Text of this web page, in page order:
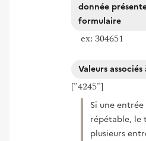
donnée
formulaire
ex: 304651
Valeurs
["4245"]
Si une
répétable, le
plusieurs